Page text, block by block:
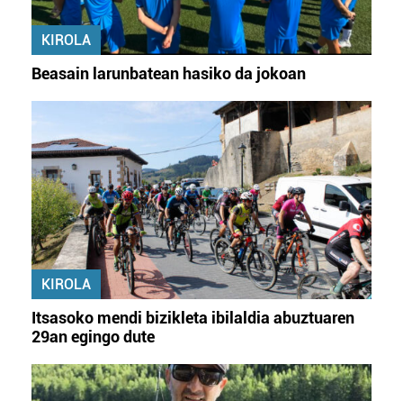
KIROLA
Beasain larunbatean hasiko da jokoan
KIROLA
Itsasoko mendi bizikleta ibilaldia abuztuaren
29an egingo dute